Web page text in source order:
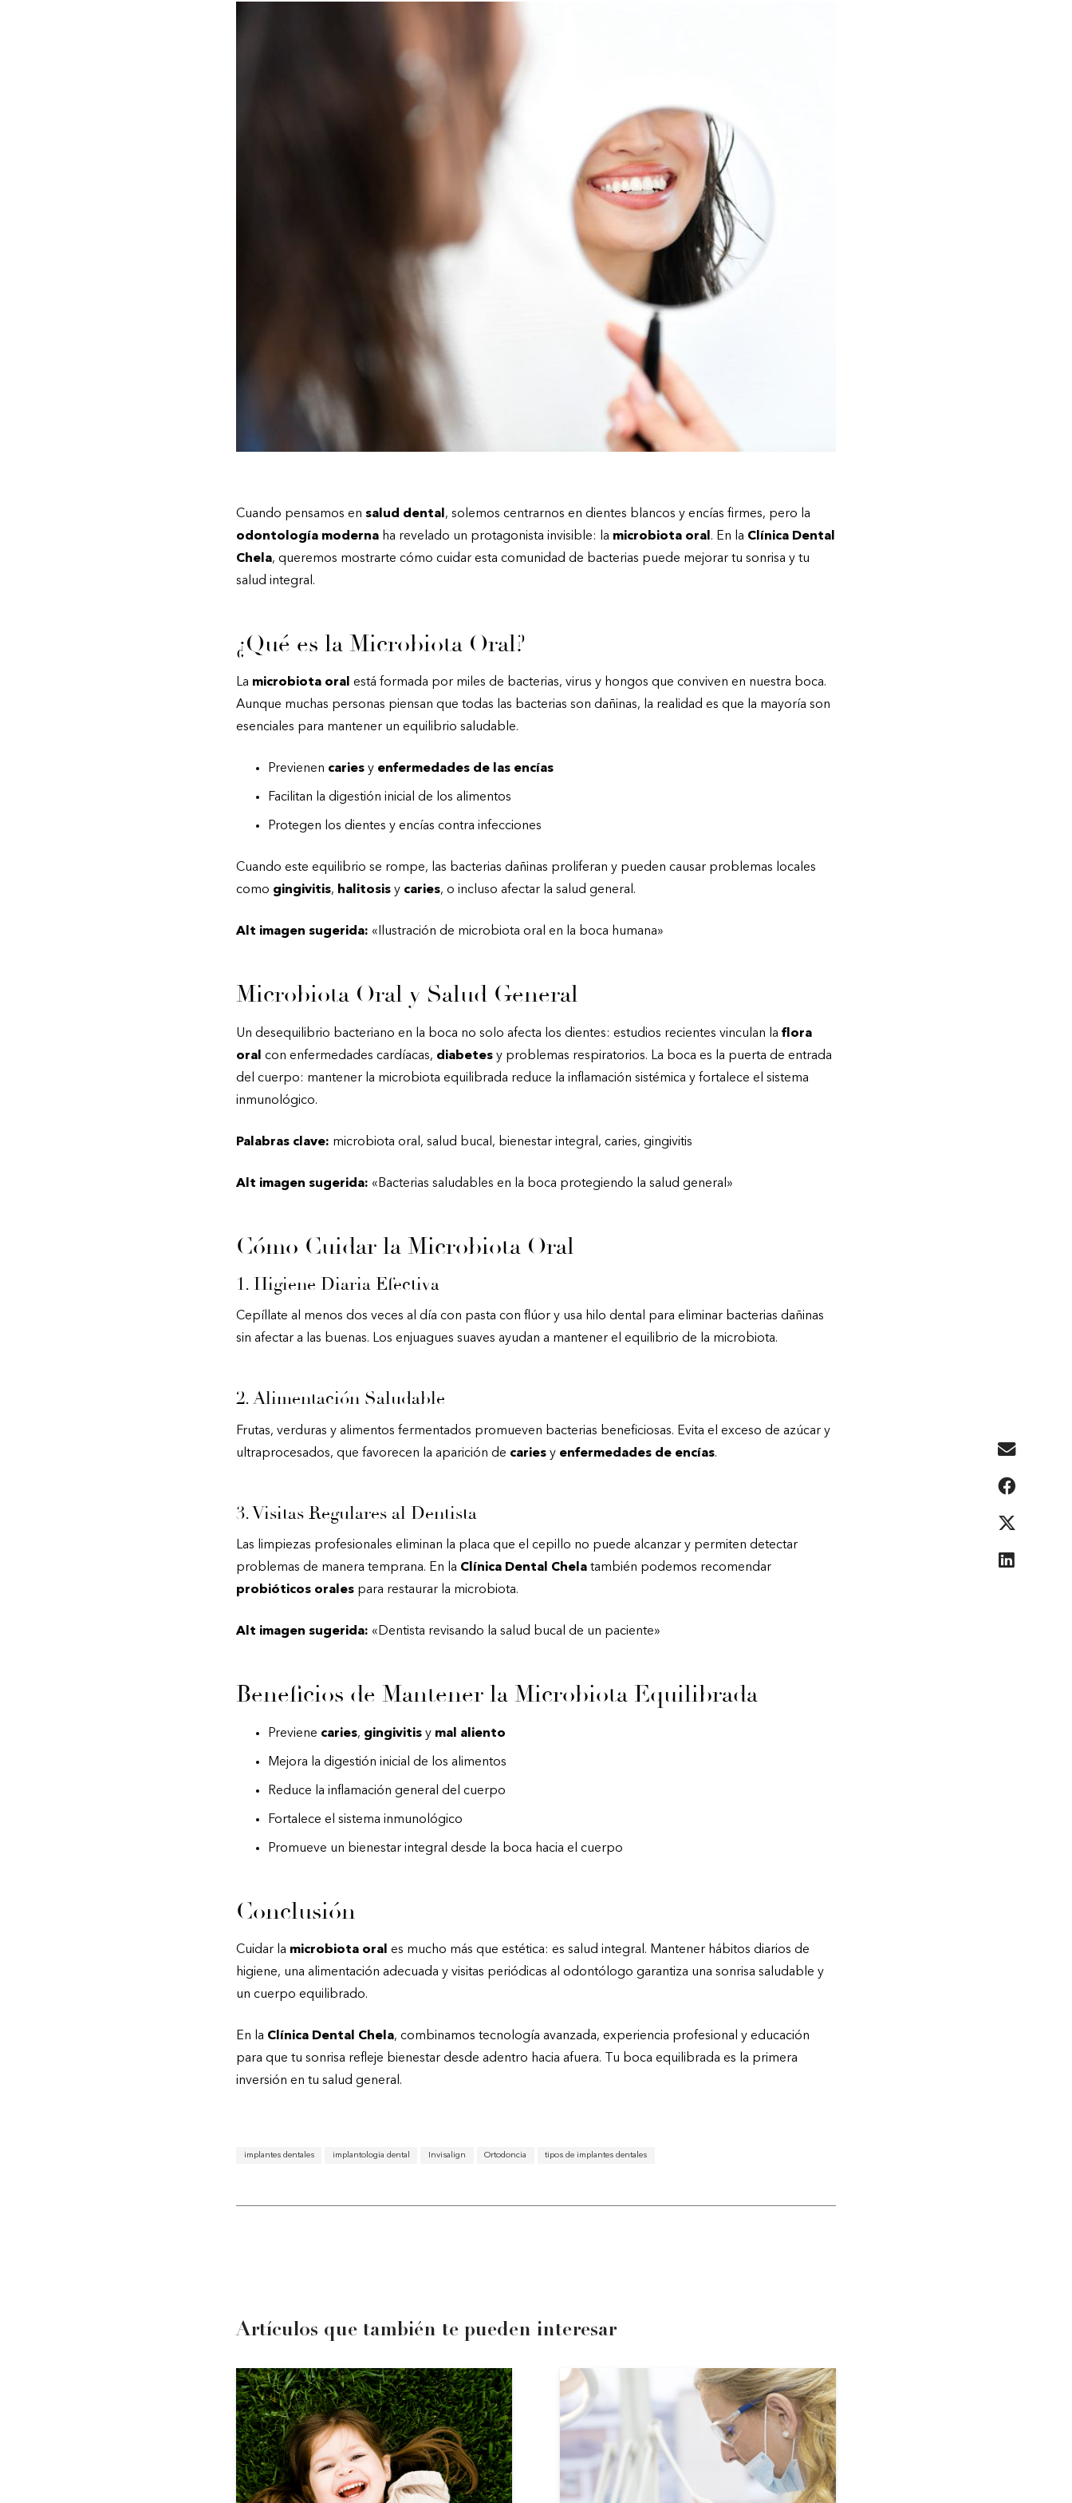
Cuando pensamos en salud dental , solemos centrarnos en dientes blancos y encías firmes, pero la
odontología moderna ha revelado un protagonista invisible: la microbiota oral . En la Clínica Dental
Chela, queremos mostrarte cómo cuidar esta comunidad de bacterias puede mejorar tu sonrisa y tu
salud integral.
¿Qué es la Microbiota Oral?
La microbiota oral está formada por miles de bacterias, virus y hongos que conviven en nuestra boca.
Aunque muchas personas piensan que todas las bacterias son dañinas, la realidad es que la mayoría son
esenciales para mantener un equilibrio saludable.
Previenen caries y enfermedades de las encías
Facilitan la digestión inicial de los alimentos
Protegen los dientes y encías contra infecciones
Cuando este equilibrio se rompe, las bacterias dañinas proliferan y pueden causar problemas locales
como gingivitis, halitosis y caries, o incluso afectar la salud general.
Alt imagen sugerida: «Ilustración de microbiota oral en la boca humana»
Microbiota Oral y Salud General
Un desequilibrio bacteriano en la boca no solo afecta los dientes: estudios recientes vinculan la flora
oral con enfermedades cardíacas, diabetes y problemas respiratorios. La boca es la puerta de entrada
del cuerpo: mantener la microbiota equilibrada reduce la inflamación sistémica y fortalece el sistema
inmunológico.
Palabras clave: microbiota oral, salud bucal, bienestar integral, caries, gingivitis
Alt imagen sugerida: «Bacterias saludables en la boca protegiendo la salud general»
Cómo Cuidar la Microbiota Oral
1. Higiene Diaria Efectiva
Cepíllate al menos dos veces al día con pasta con flúor y usa hilo dental para eliminar bacterias dañinas
sin afectar a las buenas. Los enjuagues suaves ayudan a mantener el equilibrio de la microbiota.
2. Alimentación Saludable
Frutas, verduras y alimentos fermentados promueven bacterias beneficiosas. Evita el exceso de azúcar y
ultraprocesados, que favorecen la aparición de caries y enfermedades de encías.
3. Visitas Regulares al Dentista
Las limpiezas profesionales eliminan la placa que el cepillo no puede alcanzar y permiten detectar
problemas de manera temprana. En la Clínica Dental Chela también podemos recomendar
probióticos orales para restaurar la microbiota.
Alt imagen sugerida: «Dentista revisando la salud bucal de un paciente»
Beneficios de Mantener la Microbiota Equilibrada
Previene caries, gingivitis y mal aliento
Mejora la digestión inicial de los alimentos
Reduce la inflamación general del cuerpo
Fortalece el sistema inmunológico
Promueve un bienestar integral desde la boca hacia el cuerpo
Conclusión
Cuidar la microbiota oral es mucho más que estética: es salud integral. Mantener hábitos diarios de
higiene, una alimentación adecuada y visitas periódicas al odontólogo garantiza una sonrisa saludable y
un cuerpo equilibrado.
En la Clínica Dental Chela, combinamos tecnología avanzada, experiencia profesional y educación
para que tu sonrisa refleje bienestar desde adentro hacia afuera. Tu boca equilibrada es la primera
inversión en tu salud general.
implantes dentales implantologia dental Invisalign Ortodoncia tipos de implantes dentales
Artículos que también te pueden interesar